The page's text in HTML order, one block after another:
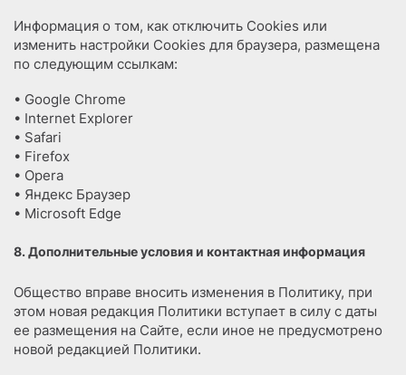
Информация о том, как отключить Cookies или
изменить настройки Cookies для браузера, размещена
по следующим ссылкам:
• Google Chrome
• Internet Explorer
• Safari
• Firefox
• Opera
• Яндекс Браузер
• Microsoft Edge
8. Дополнительные условия и контактная информация
Общество вправе вносить изменения в Политику, при
этом новая редакция Политики вступает в силу с даты
ее размещения на Сайте, если иное не предусмотрено
новой редакцией Политики.